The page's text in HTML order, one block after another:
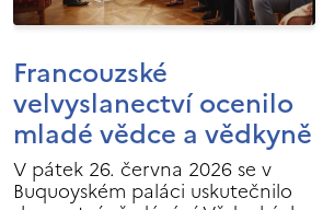
Francouzské
velvyslanectví ocenilo
mladé vědce a vědkyně
V pátek 26. června 2026 se v
Buquoyském paláci uskutečnilo